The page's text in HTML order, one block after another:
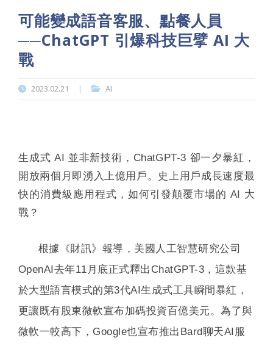
可能變成語音客服、點餐人員
──ChatGPT 引爆科技巨擘 AI 大
戰
2023.02.21 | AI
生成式 AI 並非新技術，ChatGPT-3 卻一夕暴紅，
開放兩個月即湧入上億用戶。史上用戶成長速度最
快的消費級應用程式，如何引發顛覆市場的 AI 大
戰？
根據《財訊》報導，美國人工智慧研究公司
OpenAI去年11月底正式釋出ChatGPT-3，這款基
於大型語言模式的第3代AI生成式工具瞬間暴紅，
更讓既有股東微軟宣布加碼投資百億美元。為了與
微軟一較高下，Google也宣布推出Bard聊天AI服